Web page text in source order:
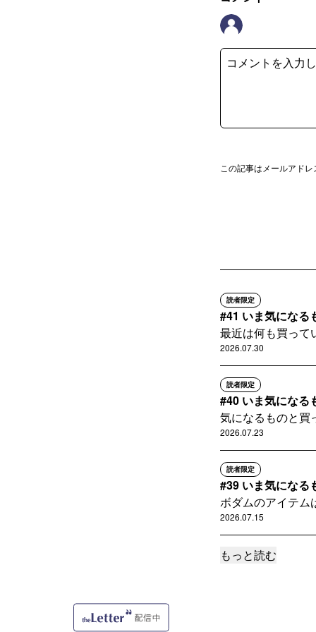
この記事はメールアド
読者限定
#41 いま気になる
最近は何も買って
2026.07.30
読者限定
#40 いま気になる
気になるものと買
2026.07.23
読者限定
#39 いま気になる
ボダムのアイテ
2026.07.15
読者限定
もっと読む